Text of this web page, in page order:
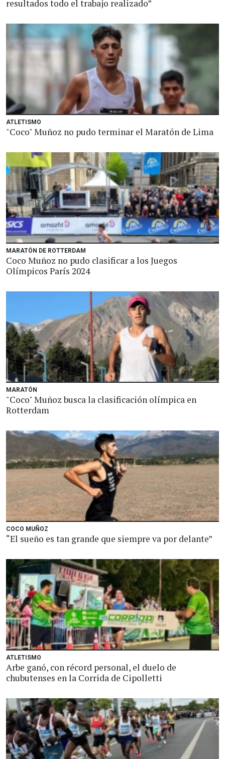
resultados todo el trabajo realizado”
ATLETISMO
"Coco" Muñoz no pudo terminar el Maratón de Lima
MARATÓN DE ROTTERDAM
Coco Muñoz no pudo clasificar a los Juegos
Olímpicos París 2024
MARATÓN
"Coco" Muñoz busca la clasificación olímpica en
Rotterdam
COCO MUÑOZ
“El sueño es tan grande que siempre va por delante”
ATLETISMO
Arbe ganó, con récord personal, el duelo de
chubutenses en la Corrida de Cipolletti